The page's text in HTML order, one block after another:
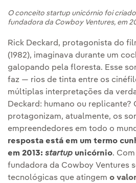
O conceito startup unicórnio foi
fundadora da Cowboy Ventures, em
Rick Deckard, protagonista do
(1982), imaginava durante um
galopando pela floresta. Esse
faz — rios de tinta entre os
múltiplas interpretações da
Deckard: humano ou replicante?
protagonizam, atualmente, os
empreendedores em todo o
resposta está em um termo
em 2013: startup unicórnio.
fundadora da Cowboy Ventures
tecnológicas que atingem o